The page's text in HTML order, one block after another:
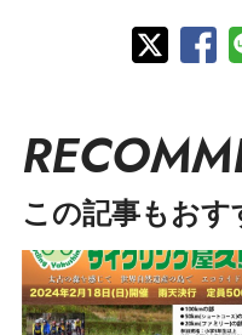
この記事もおす